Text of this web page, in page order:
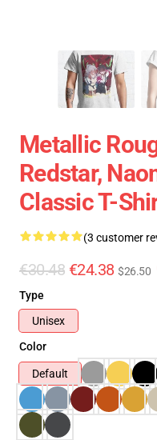
Metallic
Redstar,
Classic T-
(3 customer
€30.48 €24.38 $26.50
Type
Unisex
Color
Default